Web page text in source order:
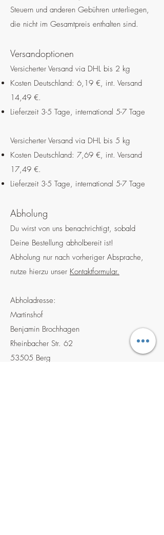
Steuern und anderen Gebühren unterliegen,
die nicht im Gesamtpreis enthalten sind.
Versandoptionen
Versicherter Versand via DHL bis 2 kg
Kosten Deutschland: 6,19 €, int. Versand
14,49 €.
Lieferzeit 3-5 Tage, international 5-7 Tage
Versicherter Versand via DHL bis 5 kg
Kosten Deutschland: 7,69 €, int. Versand
17,49 €.
Lieferzeit 3-5 Tage, international 5-7 Tage
Abholung
Du wirst von uns benachrichtigt, sobald
Deine Bestellung abholbereit ist!
Abholung nur nach vorheriger Absprache,
nutze hierzu unser Kontaktformular.
Abholadresse:
Martinshof
Benjamin Brochhagen
Rheinbacher Str. 62
53505 Berg